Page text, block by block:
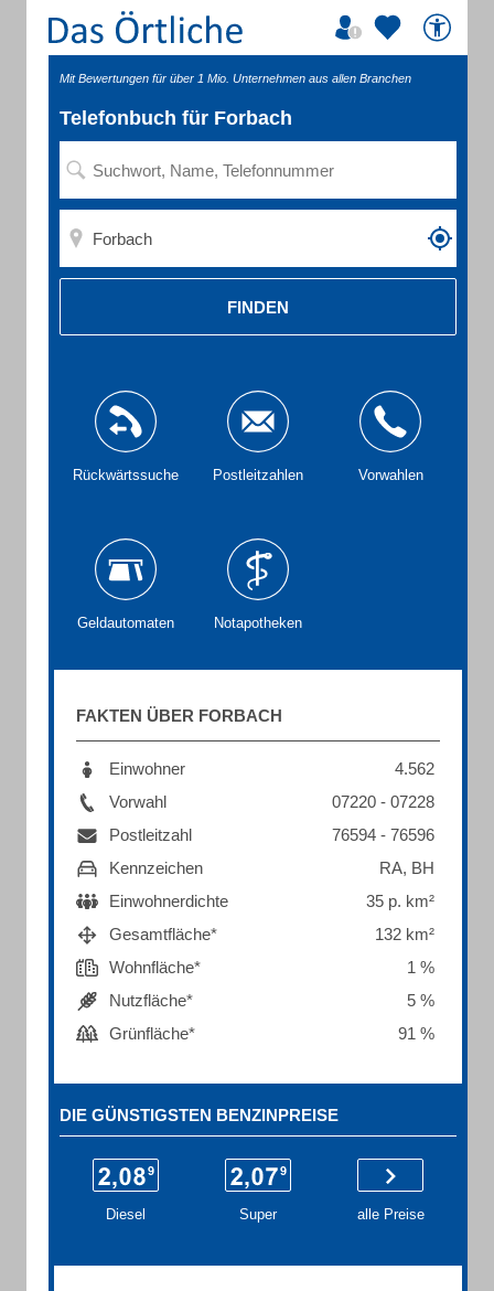
Mit Bewertungen für über 1 Mio. Unternehmen aus allen Branchen
Telefonbuch für Forbach
FINDEN
Rückwärtssuche Postleitzahlen Vorwahlen
Geldautomaten Notapotheken
FAKTEN ÜBER FORBACH
Einwohner
4.562
Vorwahl
07220 - 07228
Postleitzahl
76594 - 76596
Kennzeichen
RA, BH
Einwohnerdichte
35 p. km²
Gesamtfläche*
132 km²
Wohnfläche*
1 %
Nutzfläche*
5 %
Grünfläche*
91 %
DIE GÜNSTIGSTEN BENZINPREISE
Diesel Super alle Preise